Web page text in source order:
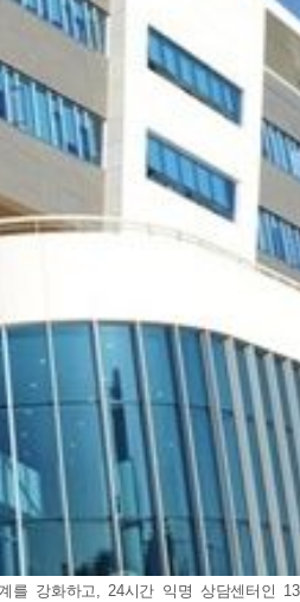
강화하고, 24시간 익명 상담센터인